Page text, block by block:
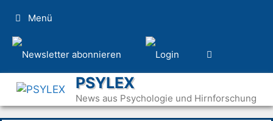
Inhalt
springen
Menü
PSYLEX
News aus Psychologie und Hirnforschung